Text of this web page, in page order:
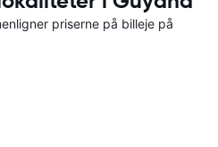
priserne på billeje på